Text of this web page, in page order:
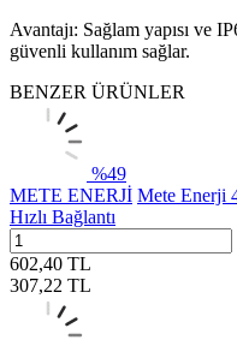
Avantajı: Sağlam yapısı ve
güvenli kullanım sağlar.
BENZER ÜRÜNLER
%49
METE ENERJİ Mete Enerji
Hızlı Bağlantı
602,40 TL
307,22 TL